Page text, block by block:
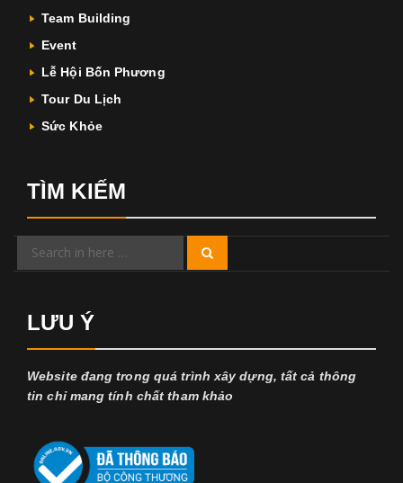
Team Building
Event
Lễ Hội Bốn Phương
Tour Du Lịch
Sức Khỏe
TÌM KIẾM
Search
LƯU Ý
Website đang trong quá trình xây dựng, tất cả thông
tin chỉ mang tính chất tham khảo